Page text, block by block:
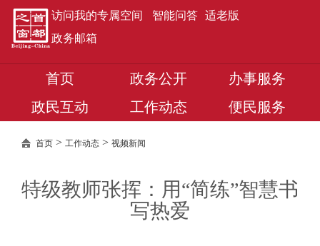
访问我的专属空间 智能问答 适老版
政务邮箱
首页 政务公开
办事服务
政民互动
工作动态 便民服务
首页 > 工作动态 > 视频新闻
特级教师张挥：用“简练”智慧书
写热爱